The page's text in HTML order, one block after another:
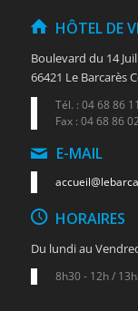
HÔTEL DE
Boulevard du 14
66421 Le Barcarès
Tél. : 04 68 86
Fax : 04 68 86
E-MAIL
HORAIRES
Du lundi au
8h30 - 12h /